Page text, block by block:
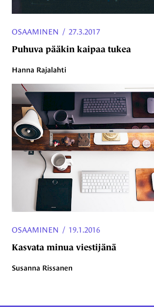
Puhuva pääkin kaipaa tukea
OSAAMINEN / 27.3.2017
Hanna Rajalahti
Kasvata minua viestijänä
OSAAMINEN / 19.1.2016
Susanna Rissanen